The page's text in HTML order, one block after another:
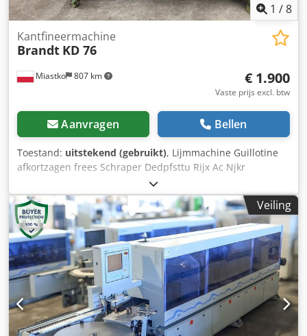
1 /8
Miastko 807 km
Kantfineermachine
Brandt KD 76
€ 1.900
Vaste prijs excl. btw
Aanvragen Bellen
Toestand: uitstekend (gebruikt), Lijmmachine Guillotine
afkortzagen frees Schraper Dedpfsttu Rijx Ac Njkr
Veiling